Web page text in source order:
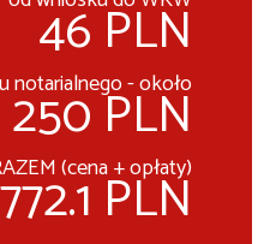
46 PLN
notarialnego - około
250 PLN
(cena + opłaty)
PLN